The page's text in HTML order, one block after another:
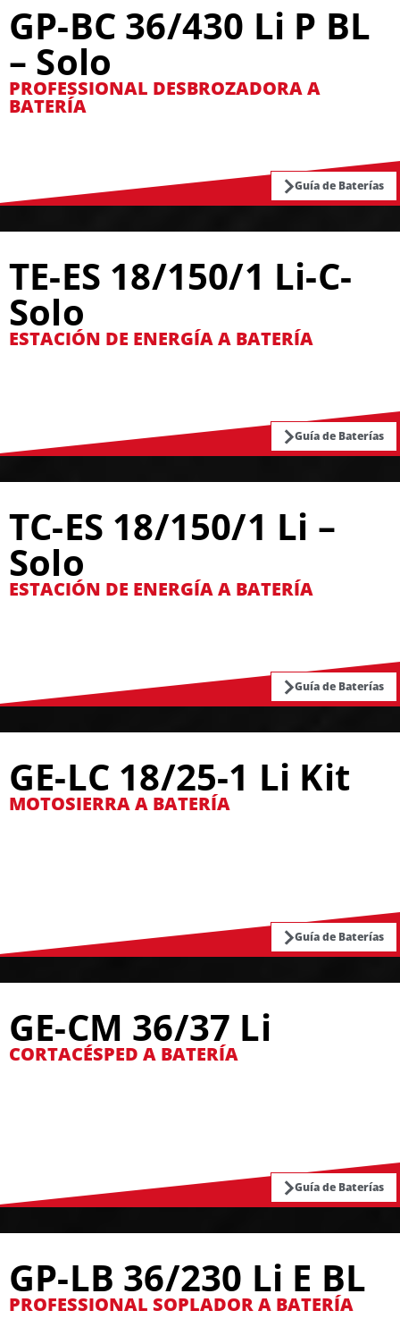
GP-BC 36/430 Li P BL
– Solo
PROFESSIONAL DESBROZADORA A
BATERÍA
Guía de Baterías
TE-ES 18/150/1 Li-C-
Solo
ESTACIÓN DE ENERGÍA A BATERÍA
Guía de Baterías
TC-ES 18/150/1 Li –
Solo
ESTACIÓN DE ENERGÍA A BATERÍA
Guía de Baterías
GE-LC 18/25-1 Li Kit
MOTOSIERRA A BATERÍA
Guía de Baterías
GE-CM 36/37 Li
CORTACÉSPED A BATERÍA
Guía de Baterías
GP-LB 36/230 Li E BL
PROFESSIONAL SOPLADOR A BATERÍA